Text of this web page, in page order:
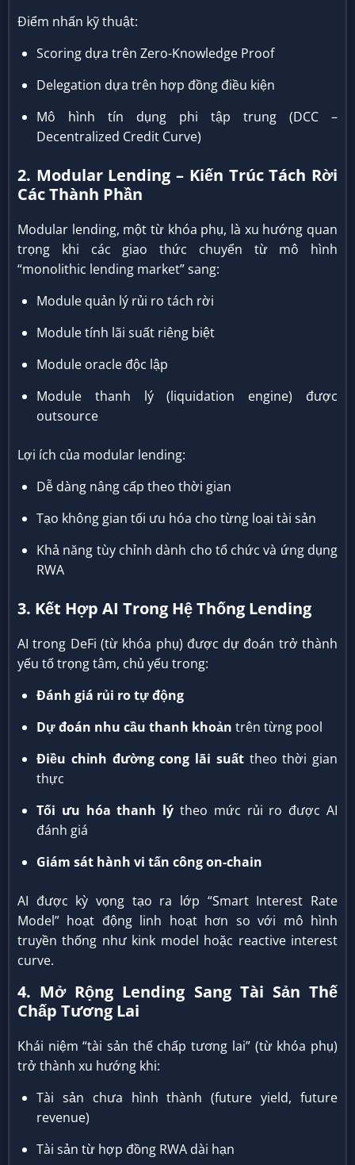
Điểm nhấn kỹ thuật:
Scoring dựa trên Zero-Knowledge Proof
Delegation dựa trên hợp đồng điều kiện
Mô hình tín dụng phi tập trung (DCC –
Decentralized Credit Curve)
2. Modular Lending – Kiến Trúc Tách Rời
Các Thành Phần
Modular lending, một từ khóa phụ, là xu hướng quan
trọng khi các giao thức chuyển từ mô hình
“monolithic lending market” sang:
Module quản lý rủi ro tách rời
Module tính lãi suất riêng biệt
Module oracle độc lập
Module thanh lý (liquidation engine) được
outsource
Lợi ích của modular lending:
Dễ dàng nâng cấp theo thời gian
Tạo không gian tối ưu hóa cho từng loại tài sản
Khả năng tùy chỉnh dành cho tổ chức và ứng dụng
RWA
3. Kết Hợp AI Trong Hệ Thống Lending
AI trong DeFi (từ khóa phụ) được dự đoán trở thành
yếu tố trọng tâm, chủ yếu trong:
Đánh giá rủi ro tự động
Dự đoán nhu cầu thanh khoản trên từng pool
Điều chỉnh đường cong lãi suấttheo thời gian
thực
Tối ưu hóa thanh lý theo mức rủi ro được AI
đánh giá
Giám sát hành vi tấn công on-chain
AI được kỳ vọng tạo ra lớp “Smart Interest Rate
Model” hoạt động linh hoạt hơn so với mô hình
truyền thống như kink model hoặc reactive interest
curve.
4. Mở Rộng Lending Sang Tài Sản Thế
Chấp Tương Lai
Khái niệm “tài sản thế chấp tương lai” (từ khóa phụ)
trở thành xu hướng khi:
Tài sản chưa hình thành (future yield, future
revenue)
Tài sản từ hợp đồng RWA dài hạn